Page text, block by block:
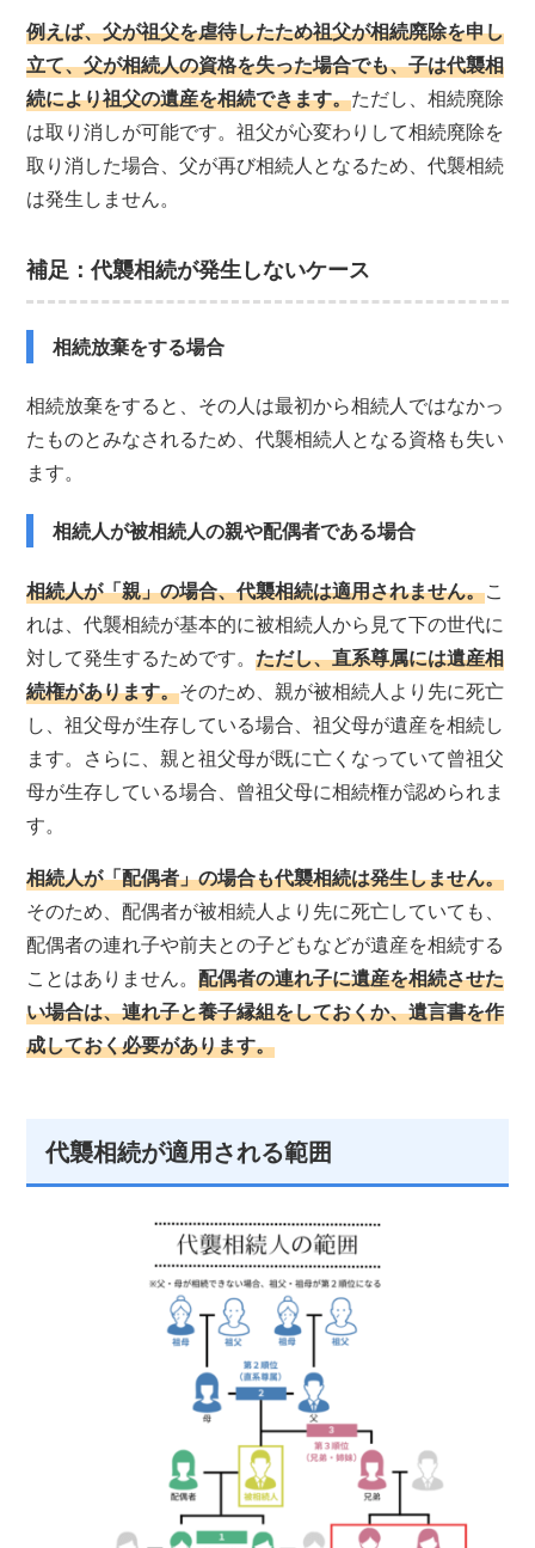
例えば、父が祖父を虐待したため祖父が相続廃除を申し
立て、父が相続人の資格を失った場合でも、子は代襲相
続により祖父の遺産を相続できます。ただし、相続廃除
は取り消しが可能です。祖父が心変わりして相続廃除を
取り消した場合、父が再び相続人となるため、代襲相続
は発生しません。
補足：代襲相続が発生しないケース
相続放棄をする場合
相続放棄をすると、その人は最初から相続人ではなかっ
たものとみなされるため、代襲相続人となる資格も失い
ます。
相続人が被相続人の親や配偶者である場合
相続人が「親」の場合、代襲相続は適用されません。こ
れは、代襲相続が基本的に被相続人から見て下の世代に
対して発生するためです。ただし、直系尊属には遺産相
続権があります。そのため、親が被相続人より先に死亡
し、祖父母が生存している場合、祖父母が遺産を相続し
ます。さらに、親と祖父母が既に亡くなっていて曾祖父
母が生存している場合、曾祖父母に相続権が認められま
す。
相続人が「配偶者」の場合も代襲相続は発生しません。
そのため、配偶者が被相続人より先に死亡していても、
配偶者の連れ子や前夫との子どもなどが遺産を相続する
ことはありません。配偶者の連れ子に遺産を相続させた
い場合は、連れ子と養子縁組をしておくか、遺言書を作
成しておく必要があります。
代襲相続が適用される範囲